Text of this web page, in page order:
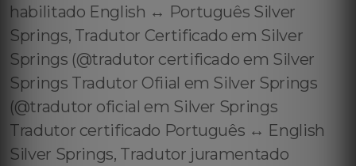
habilitado English ↔️ Português Silver
Springs, Tradutor Certificado em Silver
Springs (@tradutor certificado em Silver
Springs Tradutor Ofiial em Silver Springs
(@tradutor oficial em Silver Springs
Tradutor certificado Português ↔️ English
Silver Springs, Tradutor juramentado